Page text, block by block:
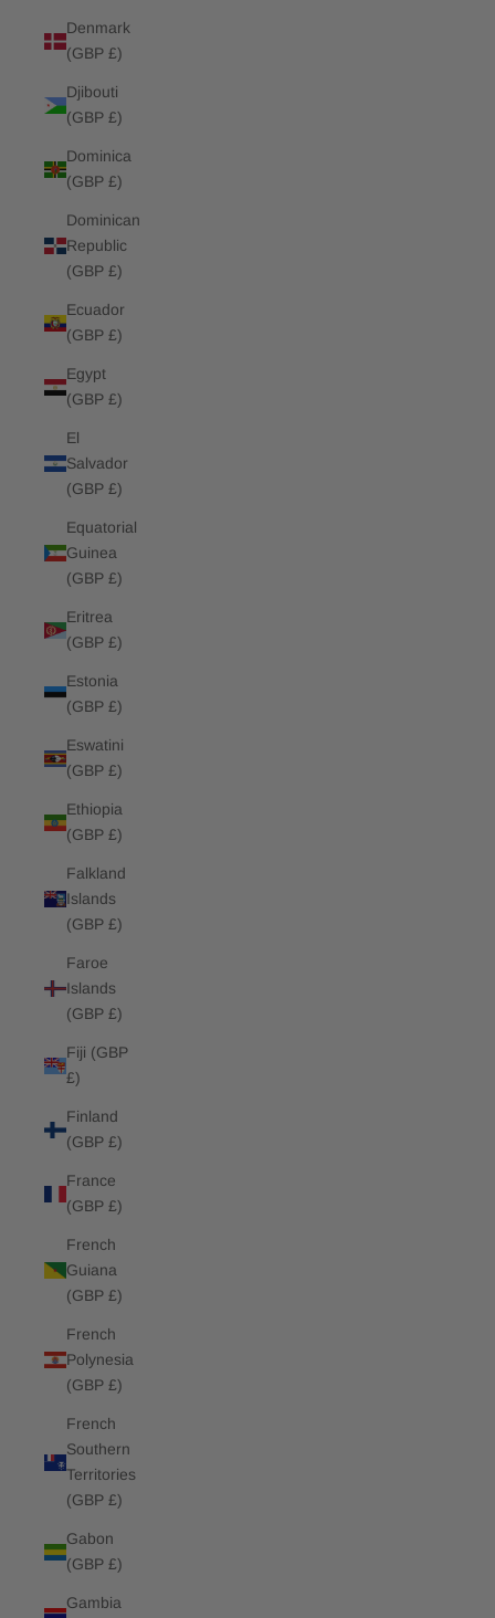
Denmark
(GBP £)
Djibouti
(GBP £)
Dominica
(GBP £)
Dominican
Republic
(GBP £)
Ecuador
(GBP £)
Egypt
(GBP £)
El
Salvador
(GBP £)
Equatorial
Guinea
(GBP £)
Eritrea
(GBP £)
Estonia
(GBP £)
Eswatini
(GBP £)
Ethiopia
(GBP £)
Falkland
Islands
(GBP £)
Faroe
Islands
(GBP £)
Fiji (GBP
£)
Finland
(GBP £)
France
(GBP £)
French
Guiana
(GBP £)
French
Polynesia
(GBP £)
French
Southern
Territories
(GBP £)
Gabon
(GBP £)
Gambia